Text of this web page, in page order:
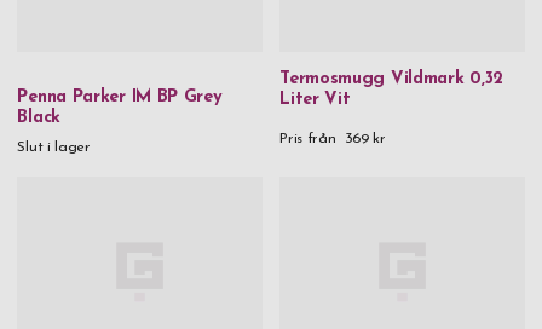
Penna Parker IM BP Grey
Black
Slut i lager
Termosmugg Vildmark 0,32
Liter Vit
Pris från 369 kr